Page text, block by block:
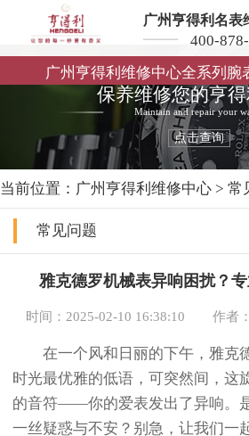
广州亨得利名表
400-
广州亨得利维修中心全系列腕
保养维修您的亨
Maintain and repair your
点击查询
当前位置： 广州亨得利维修中心 > 常
常见问题
雅克德罗机械表异响困扰？
时间：2025-02-10 16:38:10 作者
在一个风和日丽的下午，雅克
时光最优雅的低语，可突然间，这
的音符——你的爱表发出了异响。
一丝疑惑与不安？别急，让我们一